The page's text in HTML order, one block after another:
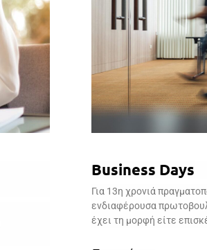
Business Days
Για 13η χρονιά
ενδιαφέρουσα
έχει τη μορφή είτε